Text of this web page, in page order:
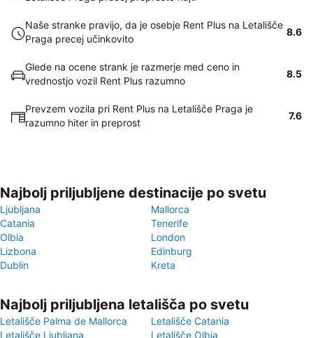
Naše stranke pravijo, da je osebje Rent Plus na Letališče
Praga precej učinkovito
8.6
Glede na ocene strank je razmerje med ceno in
vrednostjo vozil Rent Plus razumno
8.5
Prevzem vozila pri Rent Plus na Letališče Praga je
razumno hiter in preprost
7.6
Najbolj priljubljene destinacije po svetu
Ljubljana
Mallorca
Catania
Tenerife
Olbia
London
Lizbona
Edinburg
Dublin
Kreta
Najbolj priljubljena letališča po svetu
Letališče Palma de Mallorca
Letališče Catania
Letališče Ljubljana
Letališče Olbia